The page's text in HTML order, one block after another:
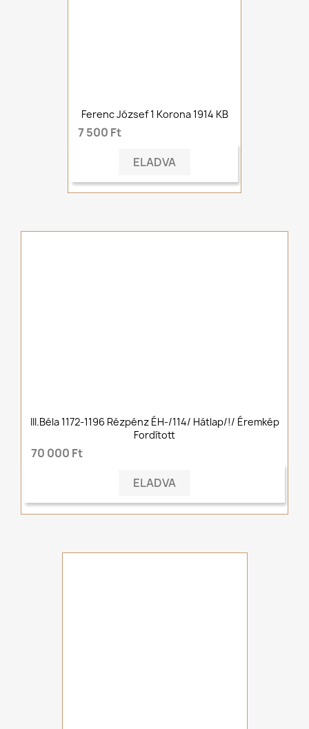
Ferenc József 1 Korona 1914 KB
7 500 Ft
ELADVA
III.Béla 1172-1196 Rézpénz ÉH-/114/ Hátlap/!/ Éremkép
Fordított
70 000 Ft
ELADVA